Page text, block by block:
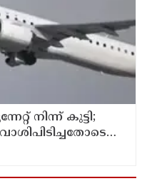
നിന്ന് കുട്ടി;
വാശിപിടിച്ചതോടെ